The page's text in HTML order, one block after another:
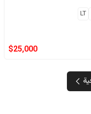
LT
$25,000